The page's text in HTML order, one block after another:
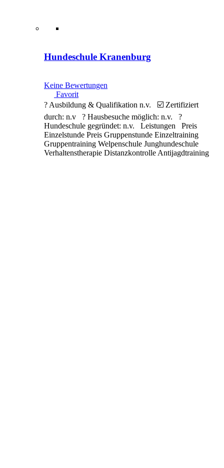
Hundeschule Kranenburg
Keine Bewertungen
Favorit
? Ausbildung & Qualifikation n.v. ☑️ Zertifiziert
durch: n.v ? Hausbesuche möglich: n.v. ?
Hundeschule gegründet: n.v. Leistungen Preis
Einzelstunde Preis Gruppenstunde Einzeltraining
Gruppentraining Welpenschule Junghundeschule
Verhaltenstherapie Distanzkontrolle Antijagdtraining